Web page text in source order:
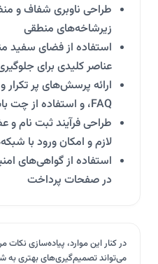
طراحی ناوبری شفاف و
زیرشاخه‌های منطقی
استفاده از فضای سفید
عناصر کلیدی برای
ارائه پرسش‌های پر
FAQ، و استفاده از چت بات برای پاسخگویی سریع
طراحی فرآیند ثبت نام
لازم و امکان ورود با
استفاده از گواهی‌های
در صفحات پرداخت
در کنار این موارد، پیاده‌سازی نکات
می‌تواند تصمیم‌گیری‌های بهتری به